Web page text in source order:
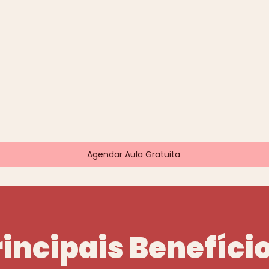
Agendar Aula Gratuita